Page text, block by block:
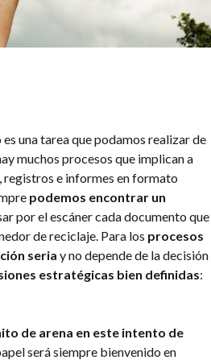
una tarea que podamos realizar de
muchos procesos que implican a
e informes en formato
podemos encontrar un
por el escáner cada documento que
de reciclaje. Para los procesos
seria y no depende de la decisión
estratégicas bien definidas:
de arena en este intento de
será siempre bienvenido en